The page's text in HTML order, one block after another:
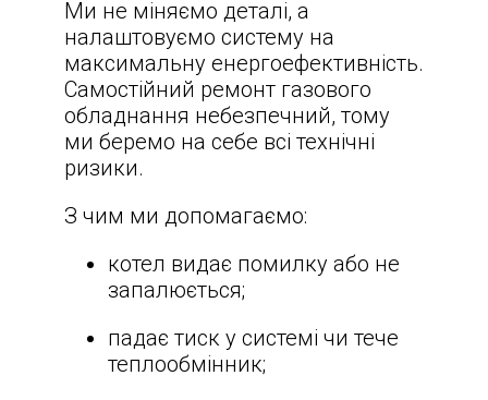
Ми не міняємо деталі, а
налаштовуємо систему на
максимальну енергоефективність.
Самостійний ремонт газового
обладнання небезпечний, тому
ми беремо на себе всі технічні
ризики.
З чим ми допомагаємо:
котел видає помилку або не
запалюється;
падає тиск у системі чи тече
теплообмінник;